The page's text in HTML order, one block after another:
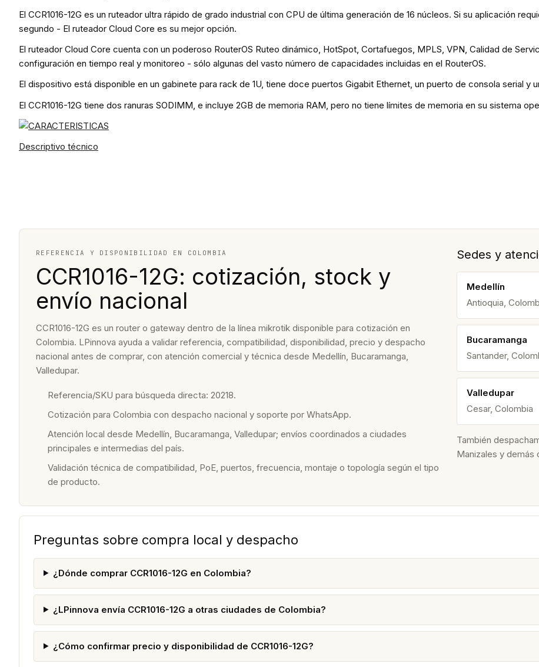
El CCR1016-12G es un ruteador ultra rápido de grado industrial con CPU de última generación de 16 núcleos. Si su aplicación
segundo - El ruteador Cloud Core es su mejor opción.
El ruteador Cloud Core cuenta con un poderoso RouterOS Ruteo dinámico, HotSpot, Cortafuegos, MPLS, VPN, Calidad de
configuración en tiempo real y monitoreo - sólo algunas del vasto número de capacidades incluidas en el RouterOS.
El dispositivo está disponible en un gabinete para rack de 1U, tiene doce puertos Gigabit Ethernet, un puerto de consola serial y
El CCR1016-12G tiene dos ranuras SODIMM, e incluye 2GB de memoria RAM, pero no tiene límites de memoria en su sistema
Descriptivo técnico
REFERENCIA Y DISPONIBILIDAD EN COLOMBIA
CCR1016-12G: cotización, stock y
envío nacional
CCR1016-12G es un router o gateway dentro de la línea mikrotik disponible para cotización en
Colombia. LPinnova ayuda a validar referencia, compatibilidad, disponibilidad, precio y despacho
nacional antes de comprar, con atención comercial y técnica desde Medellín, Bucaramanga,
Valledupar.
Referencia/SKU para búsqueda directa: 20218.
Cotización para Colombia con despacho nacional y soporte por WhatsApp.
Atención local desde Medellín, Bucaramanga, Valledupar; envíos coordinados a ciudades
principales e intermedias del país.
Validación técnica de compatibilidad, PoE, puertos, frecuencia, montaje o topología según el tipo
de producto.
Sedes y
Medellín
Antioquia,
Bucaramanga
Santander,
Valledupar
Cesar, Colombia
También
Manizales y demás
Preguntas sobre compra local y despacho
¿Dónde comprar CCR1016-12G en Colombia?
¿LPinnova envía CCR1016-12G a otras ciudades de Colombia?
¿Cómo confirmar precio y disponibilidad de CCR1016-12G?